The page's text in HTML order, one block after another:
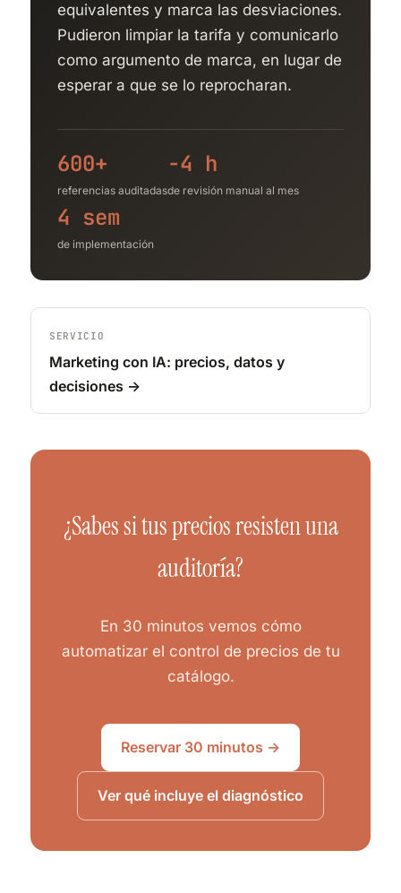
equivalentes y marca las desviaciones.
Pudieron limpiar la tarifa y comunicarlo
como argumento de marca, en lugar de
esperar a que se lo reprocharan.
600+
referencias auditadas
−4 h
de revisión manual al mes
4 sem
de implementación
SERVICIO
Marketing con IA: precios, datos y
decisiones →
¿Sabes si tus precios resisten una
auditoría?
En 30 minutos vemos cómo
automatizar el control de precios de tu
catálogo.
Reservar 30 minutos →
Ver qué incluye el diagnóstico